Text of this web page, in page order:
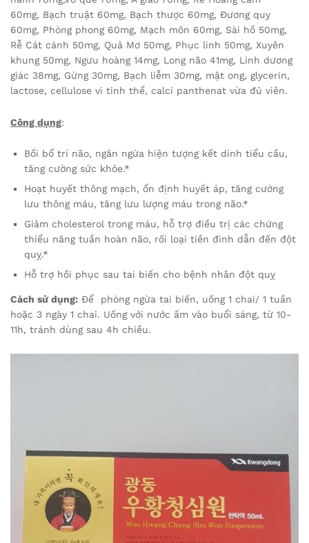
60mg, Bạch truật 60mg, Bạch thược 60mg, Đương quy
60mg, Phòng phong 60mg, Mạch môn 60mg, Sài hồ 50mg,
Rễ Cát cánh 50mg, Quả Mơ 50mg, Phục linh 50mg, Xuyên
khung 50mg, Ngưu hoàng 14mg, Long não 41mg, Linh dương
giác 38mg, Gừng 30mg, Bạch liễm 30mg, mật ong, glycerin,
lactose, cellulose vi tinh thể, calci panthenat vừa đủ viên.
Công dụng:
Bồi bổ trí não, ngăn ngừa hiện tượng kết dính tiểu cầu,
tăng cường sức khỏe.*
Hoạt huyết thông mạch, ổn định huyết áp, tăng cường
lưu thông máu, tăng lưu lượng máu trong não.*
Giảm cholesterol trong máu, hỗ trợ điều trị các chứng
thiểu năng tuần hoàn não, rối loại tiền đình dẫn đến đột
quỵ.*
Hỗ trợ hồi phục sau tai biến cho bệnh nhân đột quỵ
Cách sử dụng: Để phòng ngừa tai biến, uống 1 chai/ 1 tuần
hoặc 3 ngày 1 chai. Uống với nước ấm vào buổi sáng, từ 10-
11h, tránh dùng sau 4h chiều.